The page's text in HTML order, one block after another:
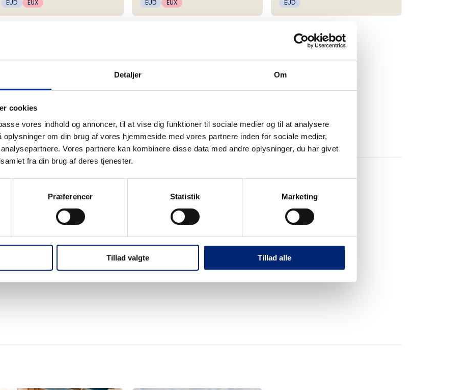
Detaljer Om
cookies
vores indhold og annoncer, til at vise dig funktioner til sociale medier og til at analysere
om din brug af vores hjemmeside med vores partnere inden for sociale medier,
Vores partnere kan kombinere disse data med andre oplysninger, du har givet
fra din brug af deres tjenester.
Præferencer Statistik Marketing
Tillad valgte Tillad alle
EUD EUX EUD EUX EUD
Fiskehandler
EUD